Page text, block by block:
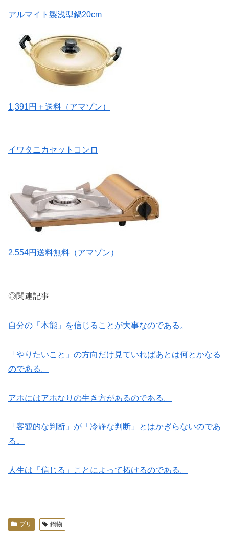
アルマイト製浅型鍋20cm
1,391円＋送料（アマゾン）
イワタニカセットコンロ
2,554円送料無料（アマゾン）
◎関連記事
自分の「本能」を信じることが大事なのである。
「やりたいこと」の方向だけ見ていればあとは何とかなる
のである。
アホにはアホなりの生き方があるのである。
「客観的な判断」が「冷静な判断」とはかぎらないのであ
る。
人生は「信じる」ことによって拓けるのである。
ブリ 鍋物